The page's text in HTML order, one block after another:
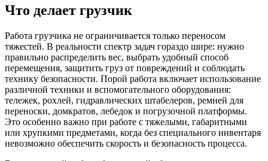
Что делает грузчик
Работа грузчика не ограничивается только переносом
тяжестей. В реальности спектр задач гораздо шире: нужно
правильно распределить вес, выбрать удобный способ
перемещения, защитить груз от повреждений и соблюдать
технику безопасности. Порой работа включает использование
различной техники и вспомогательного оборудования:
тележек, рохлей, гидравлических штабелеров, ремней для
переноски, домкратов, лебедок и погрузочной платформы.
Это особенно важно при работе с тяжелыми, габаритными
или хрупкими предметами, когда без специального инвентаря
невозможно обеспечить скорость и безопасность процесса.